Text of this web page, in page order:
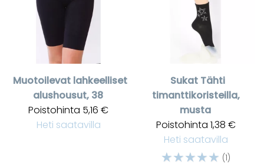
Muotoilevat lahkeelliset
alushousut, 38
Poistohinta 5,16 €
Heti saatavilla
Sukat Tähti
timanttikoristeilla,
musta
Poistohinta 1,38 €
Heti saatavilla
☆☆☆☆☆ (1)